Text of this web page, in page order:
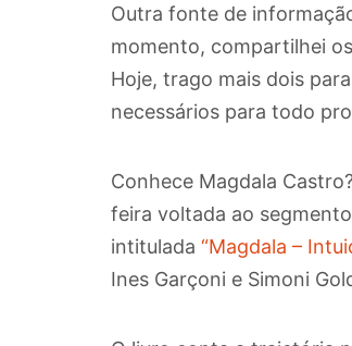
Outra fonte de
momento, compartilhei os
Hoje, trago mais dois
necessários para todo
Conhece Magdala
feira voltada ao
intitulada “Magdala –
Ines Garçoni e Simoni